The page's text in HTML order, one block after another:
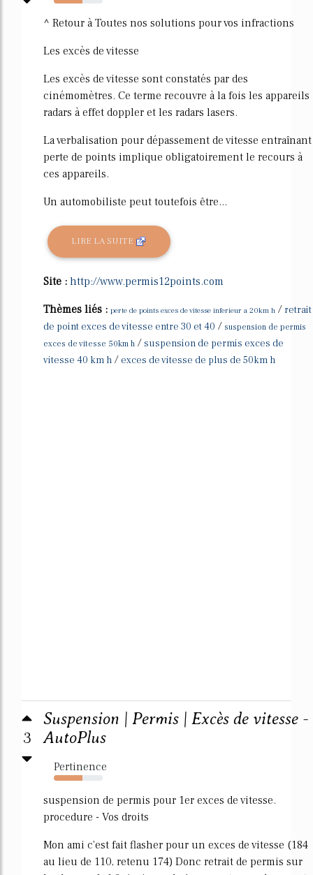
59%
^ Retour à Toutes nos solutions pour vos infractions
Les excès de vitesse
Les excès de vitesse sont constatés par des
cinémomètres. Ce terme recouvre à la fois les appareils
radars à effet doppler et les radars lasers.
La verbalisation pour dépassement de vitesse entraînant
perte de points implique obligatoirement le recours à
ces appareils.
Un automobiliste peut toutefois être...
LIRE LA SUITE
Site : http://www.permis12points.com
Thèmes liés : perte de points exces de vitesse inferieur a 20km h / retrait
de point exces de vitesse entre 30 et 40 / suspension de permis
exces de vitesse 50km h /suspension de permis exces de
vitesse 40 km h / exces de vitesse de plus de 50km h
3
Suspension | Permis | Excès de vitesse -
AutoPlus
Pertinence
58%
suspension de permis pour 1er exces de vitesse.
procedure - Vos droits
Mon ami c'est fait flasher pour un exces de vitesse (184
au lieu de 110, retenu 174) Donc retrait de permis sur